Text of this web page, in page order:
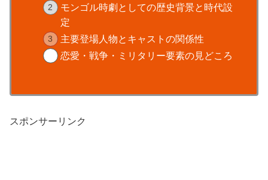
モンゴル時劇としての歴史背景と時代設
定
主要登場人物とキャストの関係性
恋愛・戦争・ミリタリー要素の見どころ
スポンサーリンク